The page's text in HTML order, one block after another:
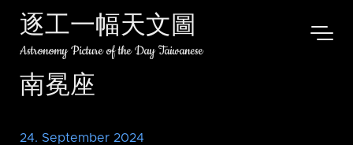
逐工一幅天文圖
Astronomy Picture of the Day Taiwanese
南冕座
24. September 2024